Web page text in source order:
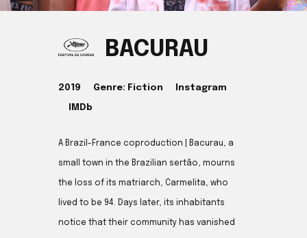
BACURAU
2019 Genre: Fiction Instagram
IMDb
A Brazil-France coproduction | Bacurau, a
small town in the Brazilian sertão, mourns
the loss of its matriarch, Carmelita, who
lived to be 94. Days later, its inhabitants
notice that their community has vanished